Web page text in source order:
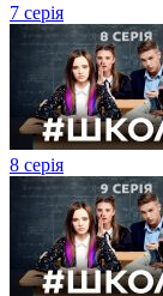
7 серія
8 серія